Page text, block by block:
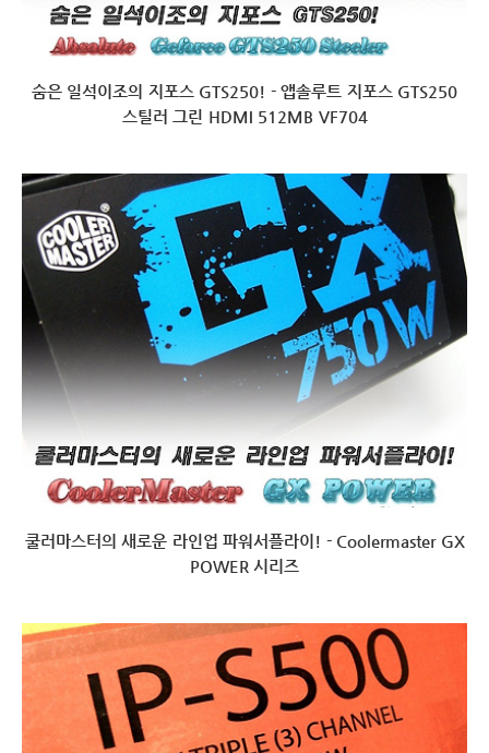
숨은 일석이조의 지포스 GTS250! - 앱솔루트 지포스 GTS250
스틸러 그린 HDMI 512MB VF704
쿨러마스터의 새로운 라인업 파워서플라이! - Coolermaster GX
POWER 시리즈